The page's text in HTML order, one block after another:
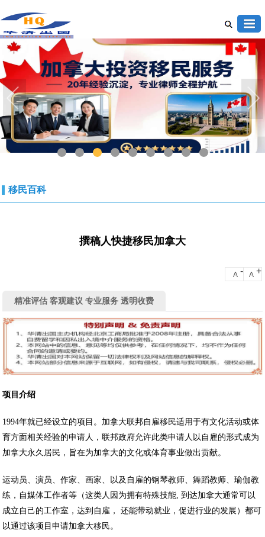
1 2 3 4 5 7 8 9
移民百科
撰稿人快捷移民加拿大
A - A +
精准评估 客观建议 专业服务 透明收费
项目介绍
1994年就已经设立的项目。加拿大联邦自雇移民适用于有文化活动或体
育方面相关经验的申请人，联邦政府允许此类申请人以自雇的形式成为
加拿大永久居民，旨在为加拿大的文化或体育事业做出贡献。
运动员、演员、作家、画家、以及自雇的钢琴教师、舞蹈教师、瑜伽教
练，自媒体工作者等（这类人因为拥有特殊技能, 到达加拿大通常可以
成立自己的工作室，达到自雇， 还能带动就业，促进行业的发展）都可
以通过该项目申请加拿大移民。